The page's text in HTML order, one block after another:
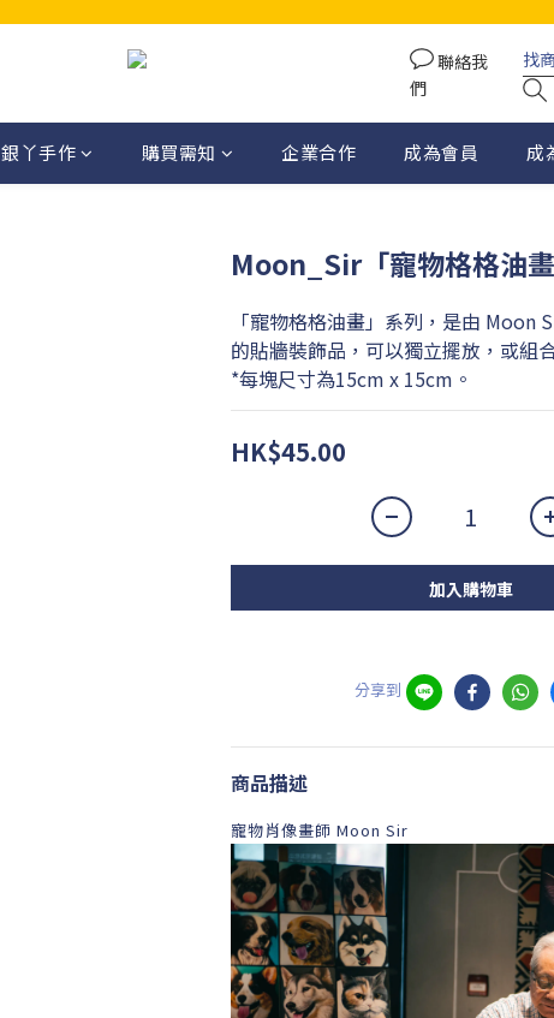
聯絡我
們
銀丫手作 購買需知 企業合作 成為會員 成
Moon_Sir「寵物格格油
「寵物格格油畫」系列，是由 Moon
的貼牆裝飾品，可以獨立擺放，或組
*每塊尺寸為15cm x 15cm。
HK$45.00
加入購物車
分享到
商品描述
寵物肖像畫師 Moon Sir